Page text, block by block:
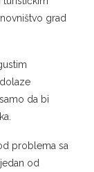
grad
da bi
problema sa
od